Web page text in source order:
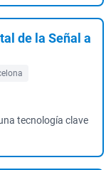
de la Señal a
tecnología clave